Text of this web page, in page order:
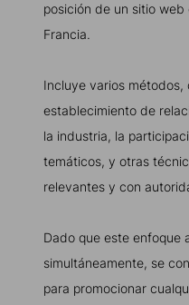
posición de un sitio
Francia.
Incluye varios
establecimiento de
la industria, la
temáticos, y otras
relevantes y con
Dado que este enfoque
simultáneamente, se
para promocionar